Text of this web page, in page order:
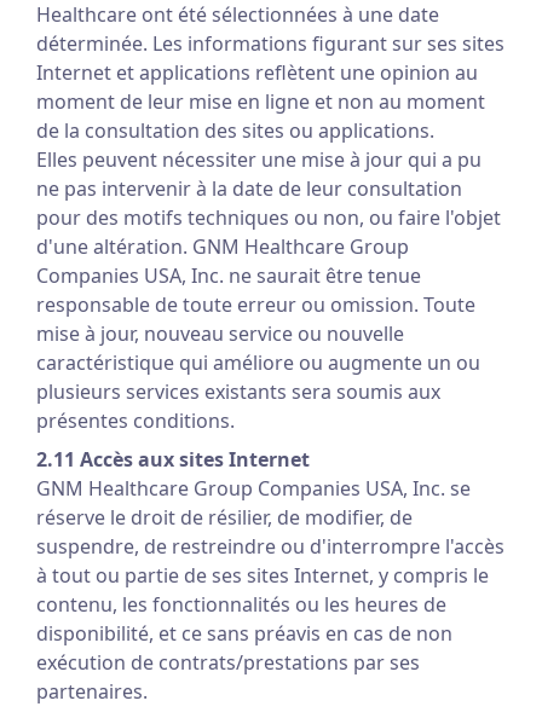
Healthcare ont été sélectionnées à une date
déterminée. Les informations figurant sur ses sites
Internet et applications reflètent une opinion au
moment de leur mise en ligne et non au moment
de la consultation des sites ou applications.
Elles peuvent nécessiter une mise à jour qui a pu
ne pas intervenir à la date de leur consultation
pour des motifs techniques ou non, ou faire l'objet
d'une altération. GNM Healthcare Group
Companies USA, Inc. ne saurait être tenue
responsable de toute erreur ou omission. Toute
mise à jour, nouveau service ou nouvelle
caractéristique qui améliore ou augmente un ou
plusieurs services existants sera soumis aux
présentes conditions.
2.11 Accès aux sites Internet
GNM Healthcare Group Companies USA, Inc. se
réserve le droit de résilier, de modifier, de
suspendre, de restreindre ou d'interrompre l'accès
à tout ou partie de ses sites Internet, y compris le
contenu, les fonctionnalités ou les heures de
disponibilité, et ce sans préavis en cas de non
exécution de contrats/prestations par ses
partenaires.